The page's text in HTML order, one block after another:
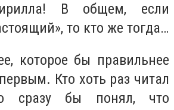
В общем, если
то кто же тогда…
которое бы правильнее
Кто хоть раз читал
сразу бы понял, что